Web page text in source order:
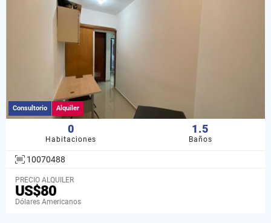
Consultorio Alquiler
0
Habitaciones
1.5
Baños
10070488
PRECIO ALQUILER
US$80
Dólares Americanos